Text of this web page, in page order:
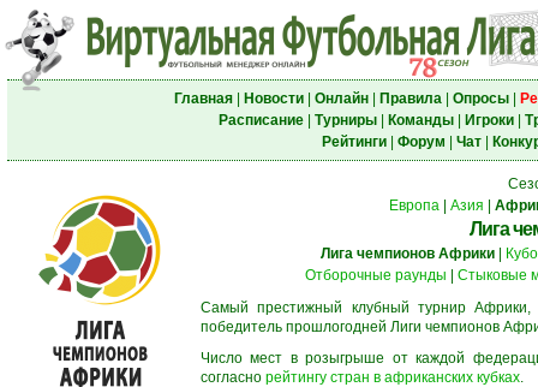
Главная| Новости| Онлайн| Правила| Опросы|
Расписание| Турниры| Команды| Игроки|
Рейтинги| Форум Чат|
Европа
Азия
Лига
Лига чемпионов Африки|
Отборочные раунды
Стыковые
Самый престижный клубный турнир
победитель прошлогодней Лиги чемпионов
Число мест в розыгрыше от каждой
согласно рейтингу стран в африканских кубках.